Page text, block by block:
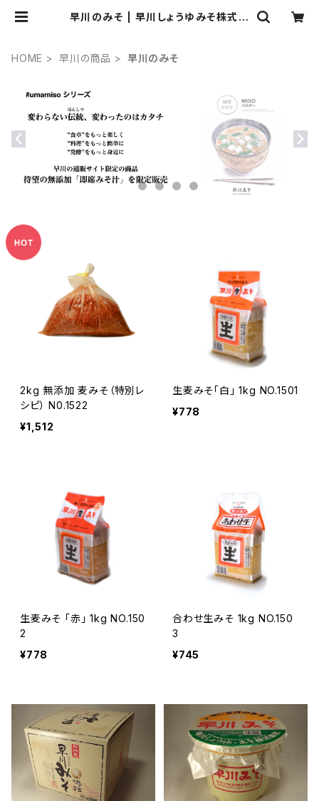
早川のみそ | 早川しょうゆみそ株式会
HOME 早川の商品 早川のみそ
2kg 無添加 麦みそ（特別レ
シピ） N0.1522
¥1,512
生麦みそ「白」 1kg NO.1501
¥778
生麦みそ 「赤」 1kg NO.150
2
¥778
合わせ生みそ 1kg NO.150
3
¥745